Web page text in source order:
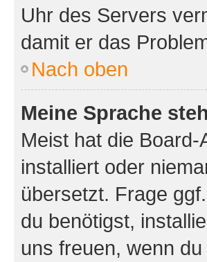
Uhr des Servers
damit er das
Nach oben
Meine Sprache
Meist hat die
installiert oder
übersetzt. Frage
du benötigst,
uns freuen, wenn